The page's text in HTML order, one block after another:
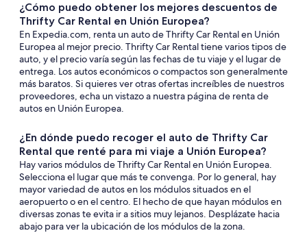
¿Cómo puedo obtener los mejores descuentos de
Thrifty Car Rental en Unión Europea?
En Expedia.com, renta un auto de Thrifty Car Rental en Unión
Europea al mejor precio. Thrifty Car Rental tiene varios tipos de
auto, y el precio varía según las fechas de tu viaje y el lugar de
entrega. Los autos económicos o compactos son generalmente
más baratos. Si quieres ver otras ofertas increíbles de nuestros
proveedores, echa un vistazo a nuestra página de renta de
autos en Unión Europea.
¿En dónde puedo recoger el auto de Thrifty Car
Rental que renté para mi viaje a Unión Europea?
Hay varios módulos de Thrifty Car Rental en Unión Europea.
Selecciona el lugar que más te convenga. Por lo general, hay
mayor variedad de autos en los módulos situados en el
aeropuerto o en el centro. El hecho de que hayan módulos en
diversas zonas te evita ir a sitios muy lejanos. Desplázate hacia
abajo para ver la ubicación de los módulos de la zona.